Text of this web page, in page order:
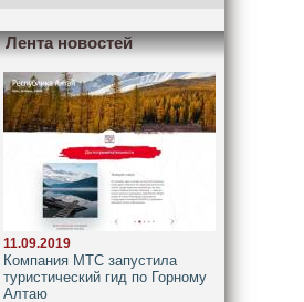
Лента новостей
11.09.2019
Компания МТС запустила
туристический гид по Горному
Алтаю